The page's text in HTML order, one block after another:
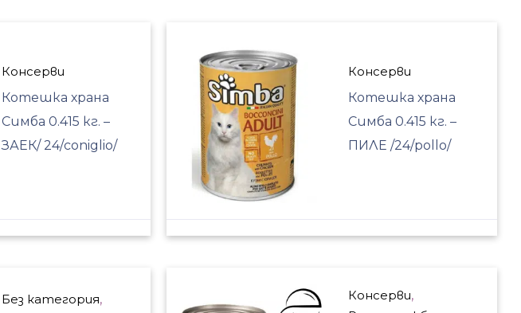
Консерви
Котешка храна
Симба 0.415 кг. –
ЗАЕК/ 24/coniglio/
Консерви
Котешка храна
Симба 0.415 кг. –
ПИЛЕ /24/pollo/
Без категория,
Консерви,